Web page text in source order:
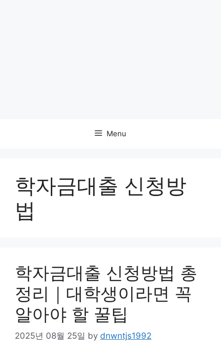
Menu
학자금대출 신청방
법
학자금대출 신청방법 총
정리｜대학생이라면 꼭
알아야 할 꿀팁
2025년 08월 25일 by dnwntjs1992